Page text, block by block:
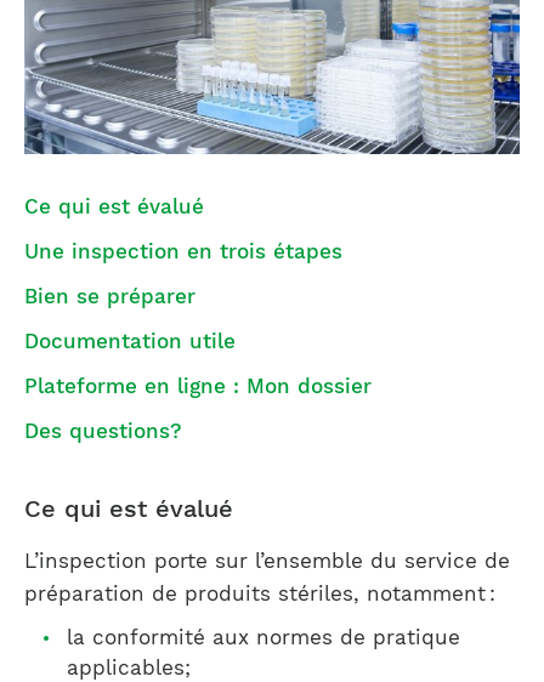
Ce qui est évalué
Une inspection en trois étapes
Bien se préparer
Documentation utile
Plateforme en ligne : Mon dossier
Des questions?
Ce qui est évalué
L’inspection porte sur l’ensemble du service de
préparation de produits stériles, notamment :
la conformité aux normes de pratique
applicables;